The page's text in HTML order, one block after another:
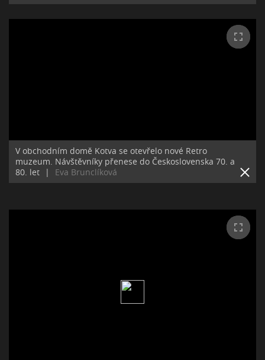
V obchodním domě Kotva se otevřelo nové Retro
muzeum. Návštěvníky přenese do Československa 70. a
80. let
| Eva Brunclíková